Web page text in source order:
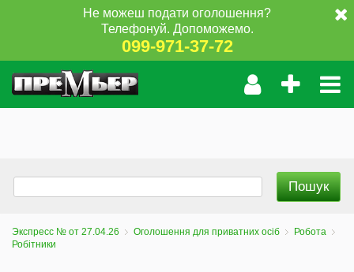
Не можеш подати оголошення?
Телефонуй. Допоможемо.
099-971-37-72
Экспресс № от 27.04.26 Оголошення для приватних осіб
Робота
Робітники